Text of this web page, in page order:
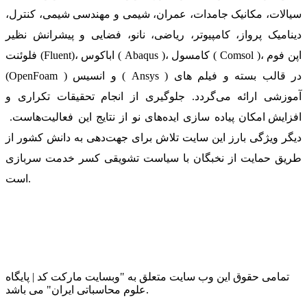
سیالات، مکانیک جامدات، عمران، شیمی و مهندسی شیمی، کنترل،
دینامیک پرواز، کامپیوتر، ریاضی، نانو، فضایی و پیشرانش نظیر
فلوئنت (Fluent)، اباکوس ( Abaqus )، کامسول ( Comsol )، اپن فوم
(OpenFoam ) و انسیس ( Ansys ) در قالب بسته‌ و فیلم های
آموزشی ارائه می‌گردد. جلوگیری از انجام تحقیقات تکراری و
افزایش امکان پیاده سازی ایده‌های نو از نتایج این فعالیت‌هاست.
دیگر ویژگی بارز این سایت تلاش برای جهت‌دهی به دانش کشور از
طریق حمایت از نخبگان با سیاست تشویقی کسر خدمت سربازی
است.
تمامی حقوق این وب سایت متعلق به "وبسایت مارکت کد | پایگاه
علوم محاسباتی ایران" می باشد.